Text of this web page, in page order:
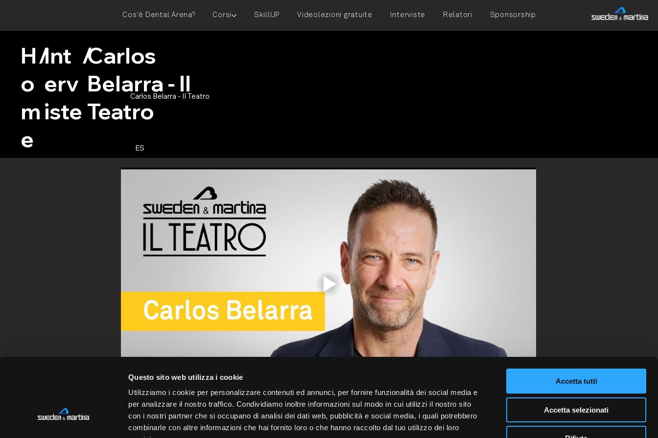
Questo sito web utilizza i cookie
Utilizziamo i cookie per personalizzare contenuti ed annunci, per fornire funzionalità dei social media e
per analizzare il nostro traffico. Condividiamo inoltre informazioni sul modo in cui utilizzi il nostro sito
con i nostri partner che si occupano di analisi dei dati web, pubblicità e social media, i quali potrebbero
combinarle con altre informazioni che hai fornito loro o che hanno raccolto dal tuo utilizzo dei loro
Accetta tutti
Accetta selezionati
Cos'è Dental Arena? Corsi SkillUP Videolezioni gratuite Interviste Relatori Sponsorship
Carlos Belarra - Il Teatro
ES
H
o
m
e
/Int
erv
iste
/Carlos
Belarra - Il
Teatro
C.F. e P. IVA 00401550280
INFO